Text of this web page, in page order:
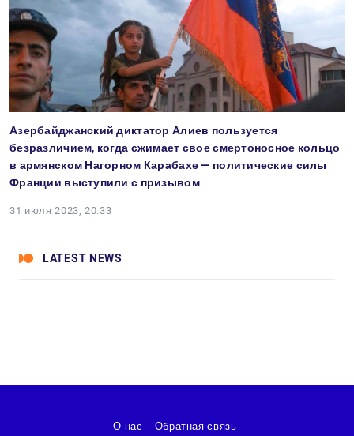
Азербайджанский диктатор Алиев пользуется
безразличием, когда сжимает свое смертоносное кольцо
в армянском Нагорном Карабахе — политические силы
Франции выступили с призывом
31 июля 2023, 20:33
LATEST NEWS
О нас Обратная связь